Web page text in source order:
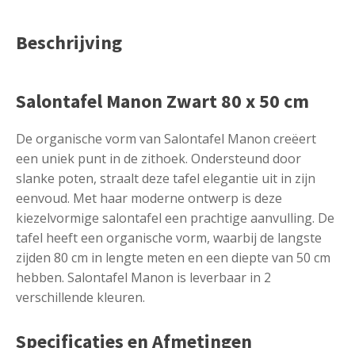
Beschrijving
Salontafel Manon Zwart 80 x 50 cm
‌De organische vorm van Salontafel Manon creëert
een uniek punt in de zithoek. Ondersteund door
slanke poten, straalt deze tafel elegantie uit in zijn
eenvoud. Met haar moderne ontwerp is deze
kiezelvormige salontafel een prachtige aanvulling. De
tafel heeft een organische vorm, waarbij de langste
zijden 80 cm in lengte meten en een diepte van 50 cm
hebben. Salontafel Manon is leverbaar in 2
verschillende kleuren.
Specificaties en Afmetingen